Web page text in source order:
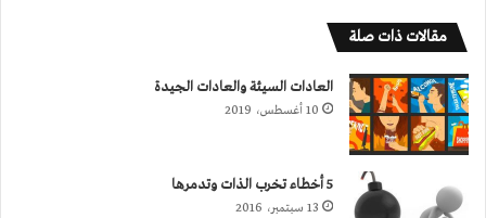
مقالات ذات صلة
العادات السيئة والعادات الجيدة
10 أغسطس، 2019
5 أخطاء تخرب الذات وتدمرها
13 سبتمبر، 2016